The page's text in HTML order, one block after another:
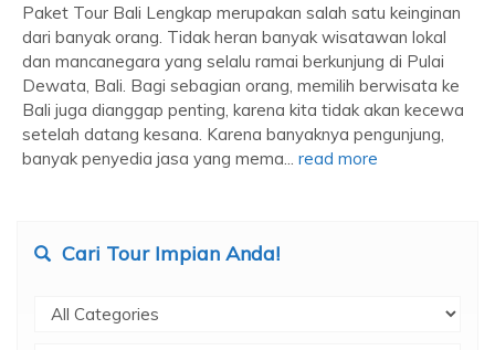
Paket Tour Bali Lengkap merupakan salah satu keinginan
dari banyak orang. Tidak heran banyak wisatawan lokal
dan mancanegara yang selalu ramai berkunjung di Pulai
Dewata, Bali. Bagi sebagian orang, memilih berwisata ke
Bali juga dianggap penting, karena kita tidak akan kecewa
setelah datang kesana. Karena banyaknya pengunjung,
banyak penyedia jasa yang mema... read more
Cari Tour Impian Anda!